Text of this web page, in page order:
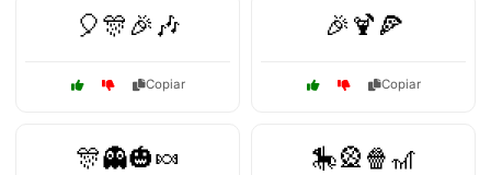
🎈🎊🎉🎶
Copiar
🎉🍹🍕
Copiar
🎊👻🎃🍬 🎠🎡🍿🎢